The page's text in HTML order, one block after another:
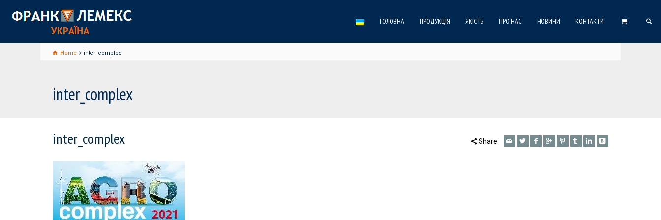
ГОЛОВНА ПРОДУКЦІЯ ЯКІСТЬ ПРО НАС НОВИНИ КОНТАКТИ
Home inter_complex
inter_complex
inter_complex Share